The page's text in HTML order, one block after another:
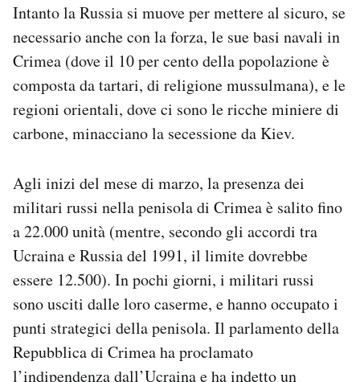
Intanto la Russia si muove per mettere al sicuro, se
necessario anche con la forza, le sue basi navali in
Crimea (dove il 10 per cento della popolazione è
composta da tartari, di religione mussulmana), e le
regioni orientali, dove ci sono le ricche miniere di
carbone, minacciano la secessione da Kiev.
Agli inizi del mese di marzo, la presenza dei
militari russi nella penisola di Crimea è salito fino
a 22.000 unità (mentre, secondo gli accordi tra
Ucraina e Russia del 1991, il limite dovrebbe
essere 12.500). In pochi giorni, i militari russi
sono usciti dalle loro caserme, e hanno occupato i
punti strategici della penisola. Il parlamento della
Repubblica di Crimea ha proclamato
l’indipendenza dall’Ucraina e ha indetto un